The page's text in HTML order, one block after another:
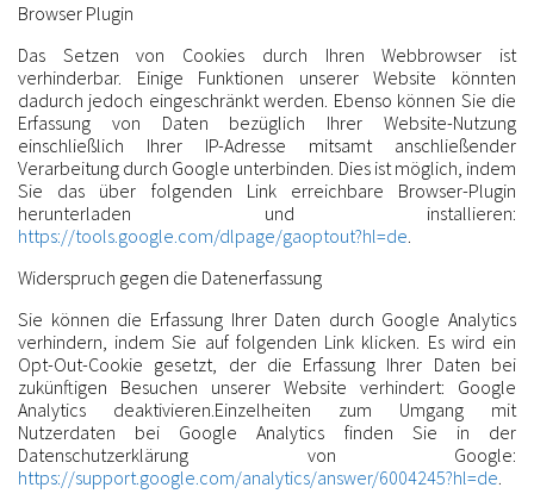
Browser Plugin
Das Setzen von Cookies durch Ihren Webbrowser ist
verhinderbar. Einige Funktionen unserer Website könnten
dadurch jedoch eingeschränkt werden. Ebenso können Sie die
Erfassung von Daten bezüglich Ihrer Website-Nutzung
einschließlich Ihrer IP-Adresse mitsamt anschließender
Verarbeitung durch Google unterbinden. Dies ist möglich, indem
Sie das über folgenden Link erreichbare Browser-Plugin
herunterladen und installieren:
https://tools.google.com/dlpage/gaoptout?hl=de.
Widerspruch gegen die Datenerfassung
Sie können die Erfassung Ihrer Daten durch Google Analytics
verhindern, indem Sie auf folgenden Link klicken. Es wird ein
Opt-Out-Cookie gesetzt, der die Erfassung Ihrer Daten bei
zukünftigen Besuchen unserer Website verhindert: Google
Analytics deaktivieren.Einzelheiten zum Umgang mit
Nutzerdaten bei Google Analytics finden Sie in der
Datenschutzerklärung von Google:
https://support.google.com/analytics/answer/6004245?hl=de.